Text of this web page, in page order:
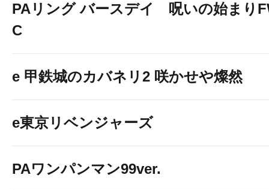
PAリング バースデイ 呪いの始まり
C
e 甲鉄城のカバネリ2 咲かせや燦然
e東京リベンジャーズ
PAワンパンマン99ver.